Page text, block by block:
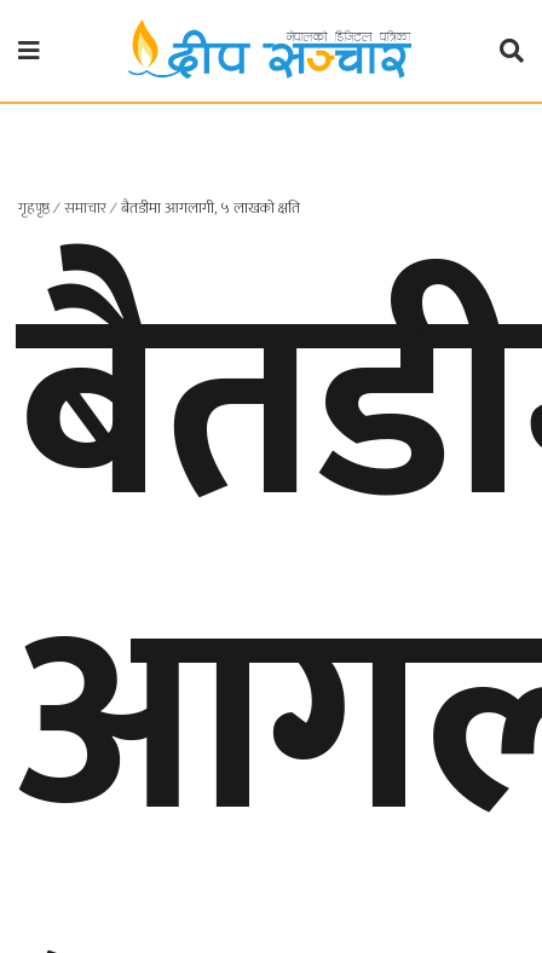
गृहपृष्ठ
प्रदेश
प्रदेश
१
प्रदेश
२
बाग्मती
प्रदेश
कर्णाली
गृहपृष्ठ∕समाचार∕बैतडीमा आगलागी, ५ लाखको क्षति